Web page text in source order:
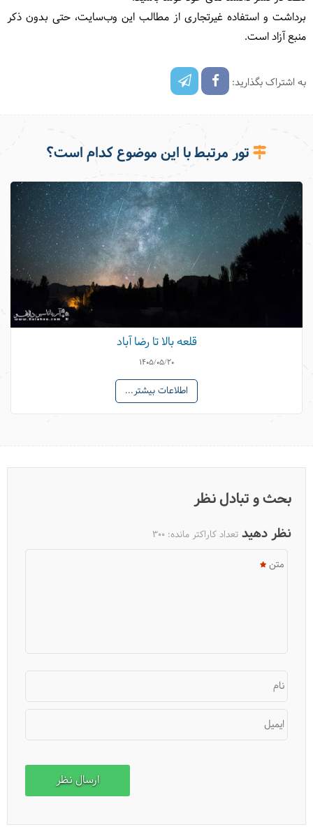
برداشت و استفاده غیرتجاری از مطالب این وب‌سایت، حتی بدون ذکر
منبع آزاد است.
به اشتراک بگذارید:
تور مرتبط با این موضوع کدام است؟
قلعه بالا تا رضا آباد
1405/05/20
اطلاعات بیشتر...
بحث و تبادل نظر
نظر دهید تعداد کاراکتر مانده: 300
متن
نام
ایمیل